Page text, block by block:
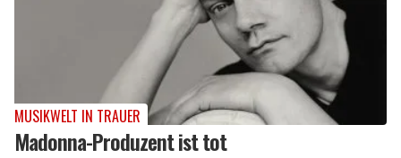
MUSIKWELT IN TRAUER
Madonna-Produzent ist tot